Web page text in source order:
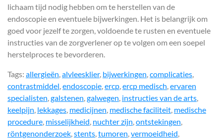
lichaam tijd nodig hebben om te herstellen van de
endoscopie en eventuele bijwerkingen. Het is belangrijk om
goed voor jezelf te zorgen, voldoende te rusten en eventuele
instructies van de zorgverlener op te volgen om een soepel
herstelproces te bevorderen.
Tags: allergieën,alvleesklier, bijwerkingen,complicaties,
contrastmiddel,endoscopie,ercp,ercp medisch,ervaren
specialisten,galstenen,galwegen, instructies van de arts,
keelpijn, lekkages, medicijnen, medische faciliteit, medische
procedure, misselijkheid, nuchter zijn,ontstekingen,
röntgenonderzoek,stents,tumoren,vermoeidheid,